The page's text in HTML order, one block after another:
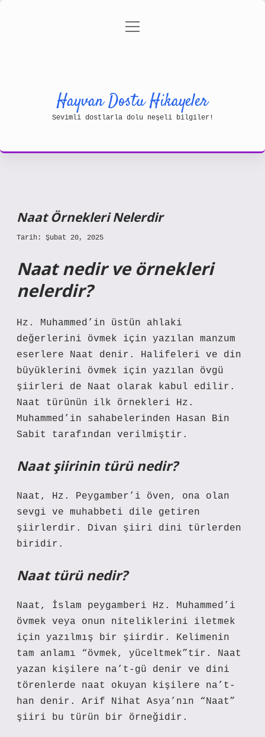
Gizlilik Politikası
menüyü
Hayvan Dostu Hikayeler
Sevimli dostlarla dolu neşeli bilgiler!
Naat Örnekleri Nelerdir
Tarih: Şubat 20, 2025
Naat nedir ve örnekleri
nelerdir?
Hz. Muhammed’in üstün ahlaki
değerlerini övmek için yazılan manzum
eserlere Naat denir. Halifeleri ve din
büyüklerini övmek için yazılan övgü
şiirleri de Naat olarak kabul edilir.
Naat türünün ilk örnekleri Hz.
Muhammed’in sahabelerinden Hasan Bin
Sabit tarafından verilmiştir.
Naat şiirinin türü nedir?
Naat, Hz. Peygamber’i öven, ona olan
sevgi ve muhabbeti dile getiren
şiirlerdir. Divan şiiri dini türlerden
biridir.
Naat türü nedir?
Naat, İslam peygamberi Hz. Muhammed’i
övmek veya onun niteliklerini iletmek
için yazılmış bir şiirdir. Kelimenin
tam anlamı “övmek, yüceltmek”tir. Naat
yazan kişilere na’t-gü denir ve dini
törenlerde naat okuyan kişilere na’t-
han denir. Arif Nihat Asya’nın “Naat”
şiiri bu türün bir örneğidir.